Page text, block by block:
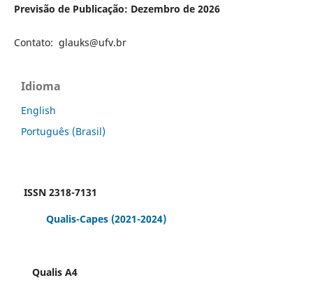
Previsão de Publicação: Dezembro de 2026
Contato: glauks@ufv.br
Idioma
English
Português (Brasil)
ISSN 2318-7131
Qualis-Capes (2021-2024)
Qualis A4